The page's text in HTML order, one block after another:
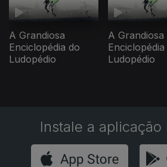
A Grandiosa
Enciclopédia do
Ludopédio
A Grandiosa
Enciclopédia
Ludopédio
Instale a aplicação